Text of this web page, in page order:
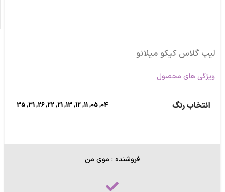
لیپ گلاس کیکو میلانو
ویژگی های محصول
انتخاب رنگ 04
,
05
,
11
,
12
,
13
,
21
,
22
,
26
,
31
,
35
فروشنده : موی من